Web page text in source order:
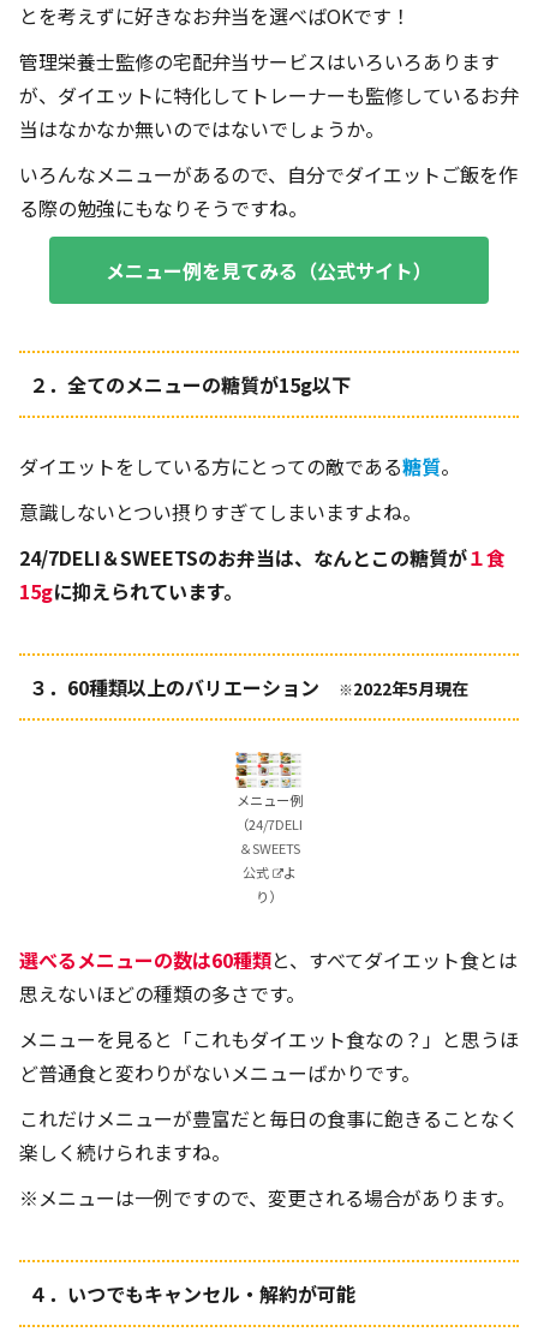
とを考えずに好きなお弁当を選べばOKです！
管理栄養士監修の宅配弁当サービスはいろいろあります
が、ダイエットに特化してトレーナーも監修しているお弁
当はなかなか無いのではないでしょうか。
いろんなメニューがあるので、自分でダイエットご飯を作
る際の勉強にもなりそうですね。
メニュー例を見てみる（公式サイト）
２．全てのメニューの糖質が15g以下
ダイエットをしている方にとっての敵である糖質。
意識しないとつい摂りすぎてしまいますよね。
24/7DELI＆SWEETSのお弁当は、なんとこの糖質が１食
15gに抑えられています。
３．60種類以上のバリエーション ※2022年5月現在
メニュー例
（24/7DELI
＆SWEETS
公式
よ
り）
選べるメニューの数は60種類と、すべてダイエット食とは
思えないほどの種類の多さです。
メニューを見ると「これもダイエット食なの？」と思うほ
ど普通食と変わりがないメニューばかりです。
これだけメニューが豊富だと毎日の食事に飽きることなく
楽しく続けられますね。
※メニューは一例ですので、変更される場合があります。
４．いつでもキャンセル・解約が可能